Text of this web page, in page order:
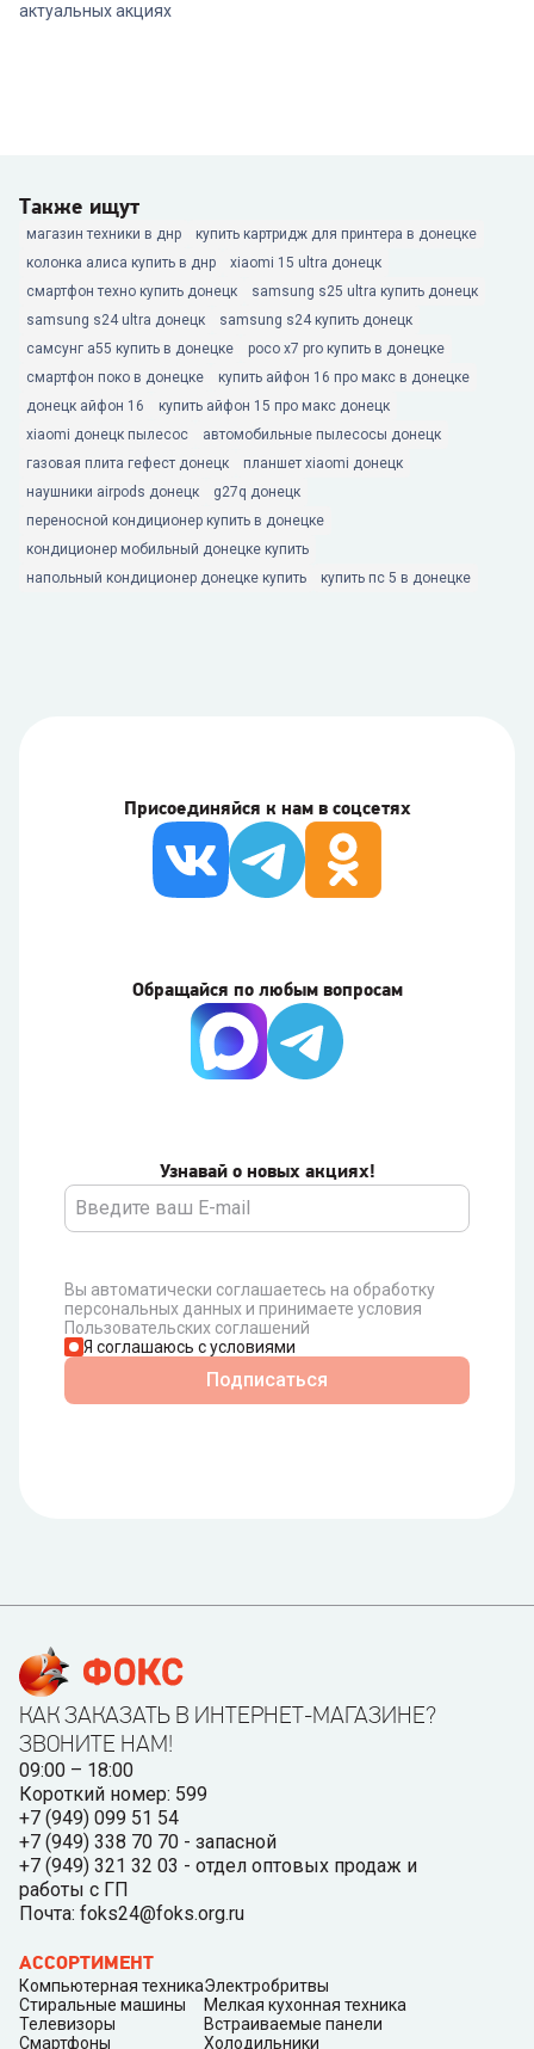
актуальных акциях
Также ищут
магазин техники в днр
купить картридж для принтера в донецке
колонка алиса купить в днр
xiaomi 15 ultra донецк
смартфон техно купить донецк
samsung s25 ultra купить донецк
samsung s24 ultra донецк
samsung s24 купить донецк
самсунг а55 купить в донецке
poco x7 pro купить в донецке
смартфон поко в донецке
купить айфон 16 про макс в донецке
донецк айфон 16
купить айфон 15 про макс донецк
xiaomi донецк пылесос
автомобильные пылесосы донецк
газовая плита гефест донецк
планшет xiaomi донецк
наушники airpods донецк
g27q донецк
переносной кондиционер купить в донецке
кондиционер мобильный донецке купить
напольный кондиционер донецке купить
купить пс 5 в донецке
Присоединяйся к нам в соцсетях
Узнавай о новых акциях!
Вы автоматически соглашаетесь на обработку
персональных данных и принимаете условия
Пользовательских соглашений
Я соглашаюсь с условиями
Подписаться
Обращайся по любым вопросам
КАК ЗАКАЗАТЬ В ИНТЕРНЕТ-МАГАЗИНЕ?
ЗВОНИТЕ НАМ!
09:00 – 18:00
Короткий номер: 599
+7 (949) 099 51 54
+7 (949) 338 70 70 - запасной
+7 (949) 321 32 03 - отдел оптовых продаж и
работы с ГП
Почта: foks24@foks.org.ru
АССОРТИМЕНТ
Компьютерная техника
Стиральные машины
Телевизоры
Смартфоны
Электробритвы
Мелкая кухонная техника
Встраиваемые панели
Холодильники